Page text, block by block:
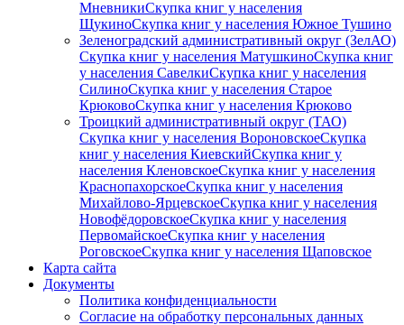
МневникиСкупка книг у населения
ЩукиноСкупка книг у населения Южное Тушино
Зеленоградский административный округ (ЗелАО)
Скупка книг у населения МатушкиноСкупка книг
у населения СавелкиСкупка книг у населения
СилиноСкупка книг у населения Старое
КрюковоСкупка книг у населения Крюково
Троицкий административный округ (ТАО)
Скупка книг у населения ВороновскоеСкупка
книг у населения КиевскийСкупка книг у
населения КленовскоеСкупка книг у населения
КраснопахорскоеСкупка книг у населения
Михайлово-ЯрцевскоеСкупка книг у населения
НовофёдоровскоеСкупка книг у населения
ПервомайскоеСкупка книг у населения
РоговскоеСкупка книг у населения Щаповское
Карта сайта
Документы
Политика конфиденциальности
Согласие на обработку персональных данных